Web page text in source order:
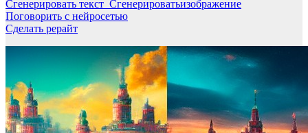
Сгенерировать текст Сгенерироватьизображение
Поговорить с нейросетью
Сделать рерайт